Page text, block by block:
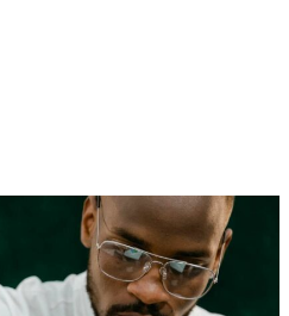
Top 17
zaawansowanych